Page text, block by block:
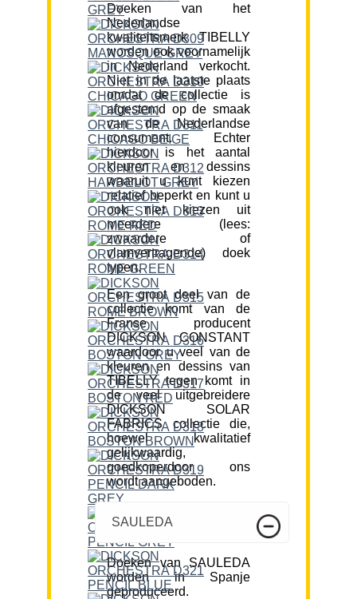
Doeken van het
Nederlandse
kwaliteitsmerk TIBELLY
worden ook voornamelijk
in Nederland verkocht.
Niet in de laatste plaats
omdat de collectie is
afgestemd op de smaak
van de Nederlandse
consument. Echter
hierdoor is het aantal
kleuren en dessins
waaruit u kunt kiezen
relatief beperkt en kunt u
ook niet kiezen uit
meerdere (lees:
zwaardere of
vlamvertragende) doek
typen.
Een groot deel van de
collectie komt van de
Franse producent
DICKSON CONSTANT
waardoor u veel van de
kleuren en dessins van
TIBELLY tegen komt in
de veel uitgebreidere
DICKSON SOLAR
FABRICS collectie die,
hoewel kwalitatief
gelijkwaardig,
goedkoperdoor ons
wordt aangeboden.
SAULEDA
Doeken van SAULEDA
worden in Spanje
geproduceerd.